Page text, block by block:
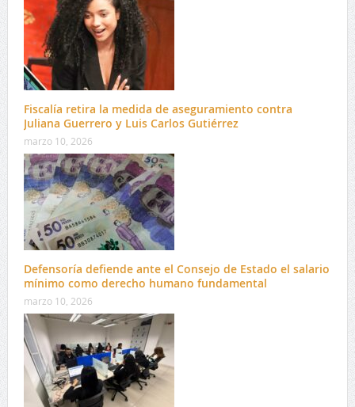
Fiscalía retira la medida de aseguramiento contra
Juliana Guerrero y Luis Carlos Gutiérrez
marzo 10, 2026
Defensoría defiende ante el Consejo de Estado el salario
mínimo como derecho humano fundamental
marzo 10, 2026